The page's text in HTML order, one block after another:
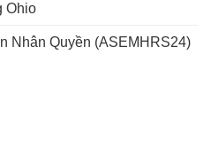
Ohio
Nhân Quyền (ASEMHRS24)